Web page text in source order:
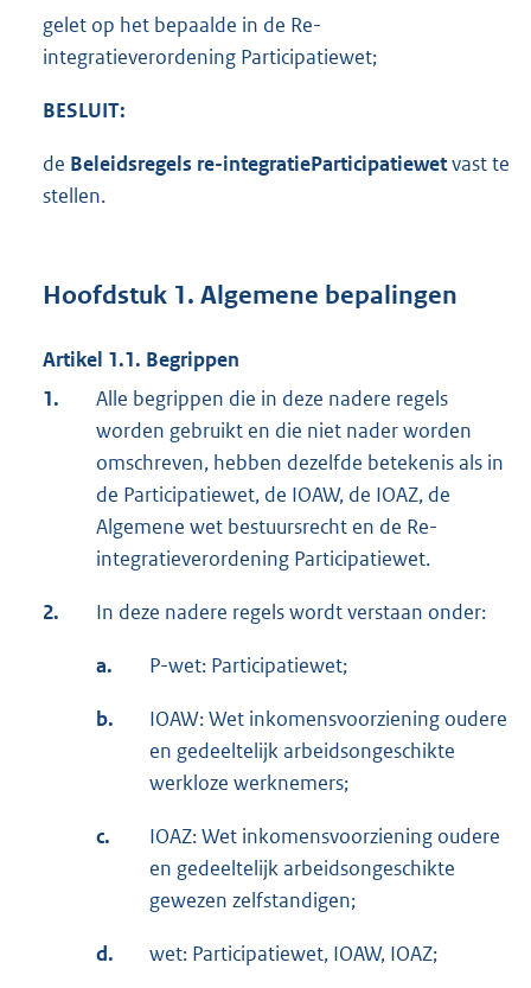
gelet op het bepaalde in de Re-
integratieverordening Participatiewet;
BESLUIT:
de Beleidsregels re-integratieParticipatiewetvast te
stellen.
Hoofdstuk 1. Algemene bepalingen
Artikel 1.1. Begrippen
1.
Alle begrippen die in deze nadere regels
worden gebruikt en die niet nader worden
omschreven, hebben dezelfde betekenis als in
de Participatiewet, de IOAW, de IOAZ, de
Algemene wet bestuursrecht en de Re-
integratieverordening Participatiewet.
2. In deze nadere regels wordt verstaan onder:
a. P-wet: Participatiewet;
b.
IOAW: Wet inkomensvoorziening oudere
en gedeeltelijk arbeidsongeschikte
werkloze werknemers;
c.
IOAZ: Wet inkomensvoorziening oudere
en gedeeltelijk arbeidsongeschikte
gewezen zelfstandigen;
d. wet: Participatiewet, IOAW, IOAZ;